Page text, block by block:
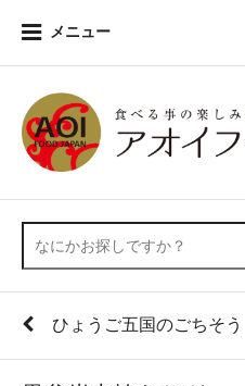
メニュー
ひょうご五国のごちそう